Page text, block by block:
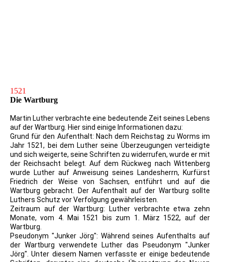
1521
Die Wartburg
Martin Luther verbrachte eine bedeutende Zeit seines Lebens
auf der Wartburg. Hier sind einige Informationen dazu:
Grund für den Aufenthalt: Nach dem Reichstag zu Worms im
Jahr 1521, bei dem Luther seine Überzeugungen verteidigte
und sich weigerte, seine Schriften zu widerrufen, wurde er mit
der Reichsacht belegt. Auf dem Rückweg nach Wittenberg
wurde Luther auf Anweisung seines Landesherrn, Kurfürst
Friedrich der Weise von Sachsen, entführt und auf die
Wartburg gebracht. Der Aufenthalt auf der Wartburg sollte
Luthers Schutz vor Verfolgung gewährleisten.
Zeitraum auf der Wartburg: Luther verbrachte etwa zehn
Monate, vom 4. Mai 1521 bis zum 1. März 1522, auf der
Wartburg.
Pseudonym "Junker Jörg": Während seines Aufenthalts auf
der Wartburg verwendete Luther das Pseudonym "Junker
Jörg". Unter diesem Namen verfasste er einige bedeutende